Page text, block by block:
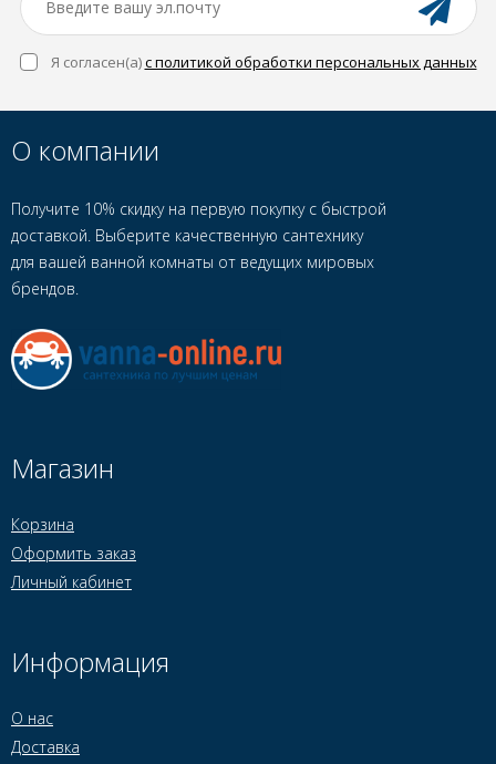
Я согласен(a)с политикой обработки персональных данных
О компании
Получите 10% скидку на первую покупку с быстрой
доставкой. Выберите качественную сантехнику
для вашей ванной комнаты от ведущих мировых
брендов.
Магазин
Корзина
Оформить заказ
Личный кабинет
Информация
О нас
Доставка